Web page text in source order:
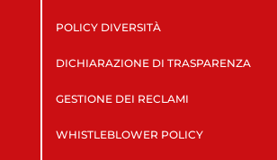
POLICY DIVERSITÀ
DICHIARAZIONE DI TRASPARENZA
GESTIONE DEI RECLAMI
WHISTLEBLOWER POLICY